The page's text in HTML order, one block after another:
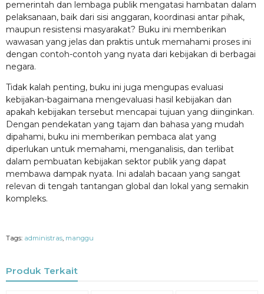
pemerintah dan lembaga publik mengatasi hambatan dalam
pelaksanaan, baik dari sisi anggaran, koordinasi antar pihak,
maupun resistensi masyarakat? Buku ini memberikan
wawasan yang jelas dan praktis untuk memahami proses ini
dengan contoh-contoh yang nyata dari kebijakan di berbagai
negara.
Tidak kalah penting, buku ini juga mengupas evaluasi
kebijakan-bagaimana mengevaluasi hasil kebijakan dan
apakah kebijakan tersebut mencapai tujuan yang diinginkan.
Dengan pendekatan yang tajam dan bahasa yang mudah
dipahami, buku ini memberikan pembaca alat yang
diperlukan untuk memahami, menganalisis, dan terlibat
dalam pembuatan kebijakan sektor publik yang dapat
membawa dampak nyata. Ini adalah bacaan yang sangat
relevan di tengah tantangan global dan lokal yang semakin
kompleks.
Tags: administras manggu
Produk Terkait